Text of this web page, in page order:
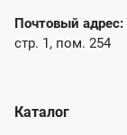
Почтовый адрес:
стр. 1, пом. 254
Каталог